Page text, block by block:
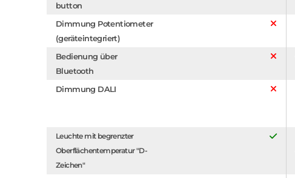
button
Dimmung Potentiometer
(geräteintegriert)
Bedienung über
Bluetooth
Dimmung DALI
Leuchte mit begrenzter
Oberflächentemperatur "D-
Zeichen"